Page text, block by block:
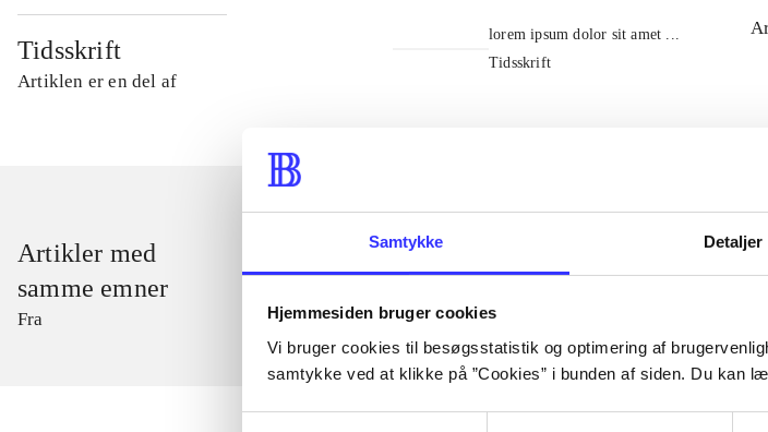
Samtykke Detaljer
Hjemmesiden bruger cookies
Vi bruger cookies til besøgsstatistik og optimering af
samtykke ved at klikke på ”Cookies” i bunden af siden. Du kan
Tidsskrift
Artiklen er en del af
lorem ipsum dolor sit amet ...
Tidsskrift
Artikler med
samme emner
Fra